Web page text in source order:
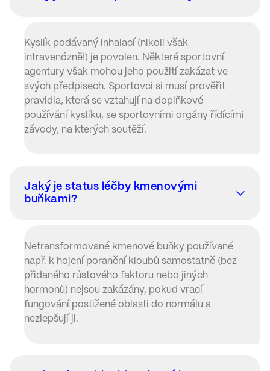
Kyslík podávaný inhalací (nikoli však
intravenózně!) je povolen. Některé sportovní
agentury však mohou jeho použití zakázat ve
svých předpisech. Sportovci si musí prověřit
pravidla, která se vztahují na doplňkové
používání kyslíku, se sportovními orgány řídícími
závody, na kterých soutěží.
Jaký je status léčby kmenovými
buňkami?
Netransformované kmenové buňky používané
např. k hojení poranění kloubů samostatně (bez
přidaného růstového faktoru nebo jiných
hormonů) nejsou zakázány, pokud vrací
fungování postižené oblasti do normálu a
nezlepšují ji.